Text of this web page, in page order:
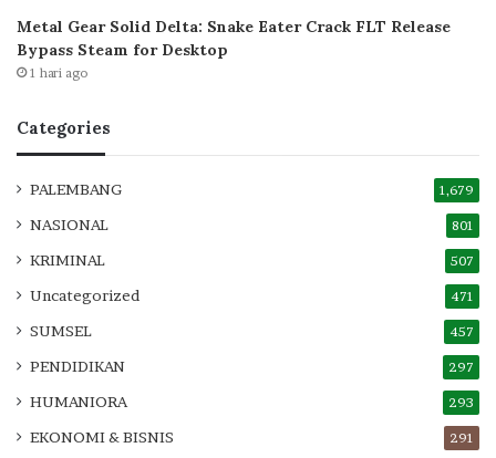
Metal Gear Solid Delta: Snake Eater Crack FLT Release
Bypass Steam for Desktop
1 hari ago
Categories
PALEMBANG 1,679
NASIONAL 801
KRIMINAL 507
Uncategorized 471
SUMSEL 457
PENDIDIKAN 297
HUMANIORA 293
EKONOMI & BISNIS 291